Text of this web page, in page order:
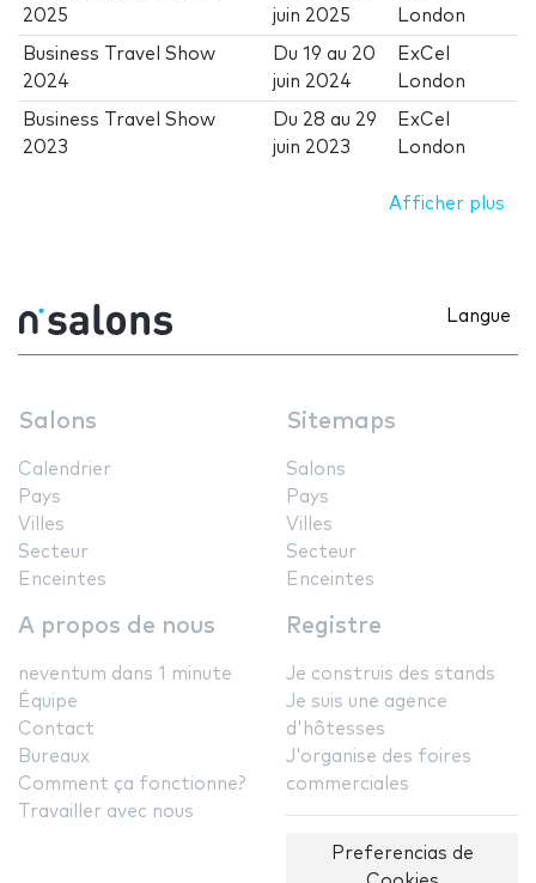
2025
juin 2025
London
Business Travel Show
2024
Du19 au 20
juin 2024
ExCel
London
Business Travel Show
2023
Du 28 au 29
juin 2023
ExCel
London
Afficher plus
Langue
Salons
Calendrier
Pays
Villes
Secteur
Enceintes
Sitemaps
Salons
Pays
Villes
Secteur
Enceintes
A propos de nous
neventum dans 1 minute
Équipe
Contact
Bureaux
Comment ça fonctionne?
Travailler avec nous
Registre
Je construis des stands
Je suis une agence
d'hôtesses
J'organise des foires
commerciales
Preferencias de